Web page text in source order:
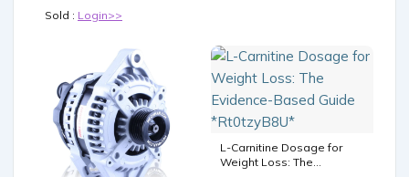
Sold : Login>>
L-Carnitine Dosage for
Weight Loss: The